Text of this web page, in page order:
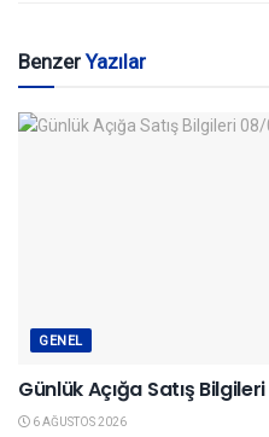
BenzerYazılar
GENEL
Günlük Açığa Satış
6 AĞUSTOS 2026